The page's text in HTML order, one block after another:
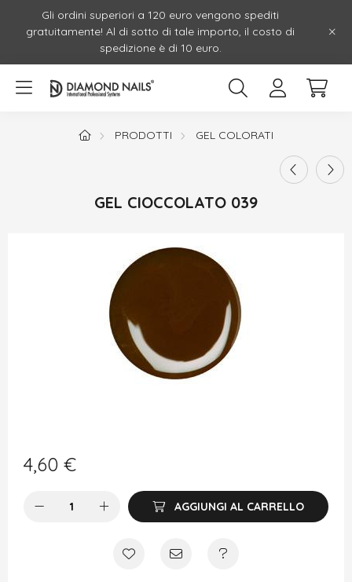
Gli ordini superiori a 120 euro vengono spediti
gratuitamente! Al di sotto di tale importo, il costo di
spedizione è di 10 euro.
PRODOTTI GEL COLORATI
GEL CIOCCOLATO 039
4,60 €
AGGIUNGI AL CARRELLO